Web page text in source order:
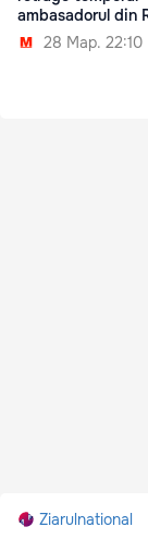
ambasadorul din
28 Мар. 22:10
Ziarulnational